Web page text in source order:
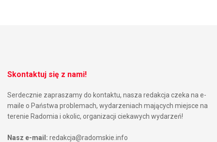
Skontaktuj się z nami!
Serdecznie zapraszamy do kontaktu, nasza redakcja czeka na e-
maile o Państwa problemach, wydarzeniach mających miejsce na
terenie Radomia i okolic, organizacji ciekawych wydarzeń!
Nasz e-mail: redakcja@radomskie.info